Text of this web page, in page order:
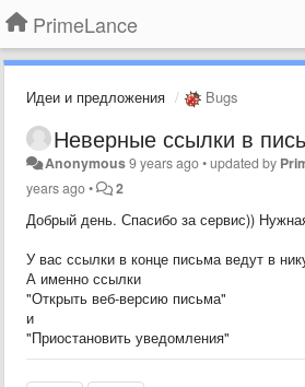
PrimeLance
Идеи и предложения Bugs
Неверные ссылки в
Anonymous9 years ago•updated by
years ago• 2
Добрый день. Спасибо за сервис))
У вас ссылки в конце письма ведут в
А именно ссылки
"Открыть веб-версию письма"
и
"Приостановить уведомления"